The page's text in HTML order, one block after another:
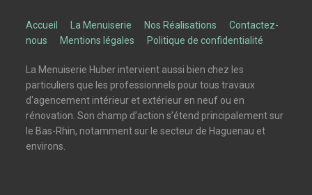
Accueil /La Menuiserie /Nos Réalisations /Contactez-
nous /Mentions légales /Politique de confidentialité
La Menuiserie Huber intervient aussi bien chez les
particuliers que les professionnels pour tous travaux
d'agencement intérieur et extérieur en neuf ou en
rénovation. Son champ d’action s’étend principalement sur
le Bas-Rhin, notamment sur le secteur de Haguenau et
environs.